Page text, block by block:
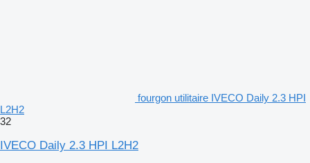
fourgon utilitaire IVECO Daily 2.3 HPI
L2H2
32
IVECO Daily 2.3 HPI L2H2